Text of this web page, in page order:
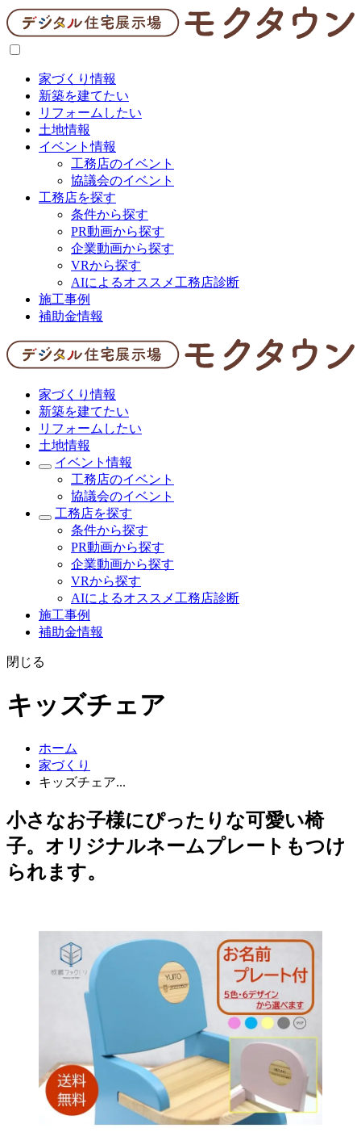
家づくり情報
新築を建てたい
リフォームしたい
土地情報
イベント情報
工務店のイベント
協議会のイベント
工務店を探す
条件から探す
PR動画から探す
企業動画から探す
VRから探す
AIによるオススメ工務店診断
施工事例
補助金情報
家づくり情報
新築を建てたい
リフォームしたい
土地情報
イベント情報
工務店のイベント
協議会のイベント
工務店を探す
条件から探す
PR動画から探す
企業動画から探す
VRから探す
AIによるオススメ工務店診断
施工事例
補助金情報
閉じる
キッズチェア
ホーム
家づくり
キッズチェア...
小さなお子様にぴったりな可愛い椅
子。オリジナルネームプレートもつけ
られます。